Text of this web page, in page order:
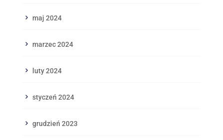
maj 2024
marzec 2024
luty 2024
styczeń 2024
grudzień 2023